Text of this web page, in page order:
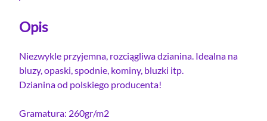
Opis
Niezwykle przyjemna, rozciągliwa dzianina. Idealna na
bluzy, opaski, spodnie, kominy, bluzki itp.
Dzianina od polskiego producenta!
Gramatura: 260gr/m2